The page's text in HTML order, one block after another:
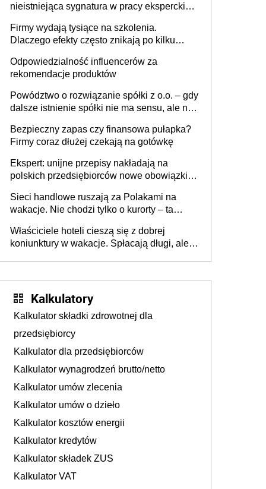
nieistniejąca sygnatura w pracy eksperckiej -
firmie
Firmy wydają tysiące na szkolenia.
Dlaczego efekty często znikają po kilku
Odpowiedzialność influencerów za
rekomendacje produktów
Powództwo o rozwiązanie spółki z o.o. – gdy
dalsze istnienie spółki nie ma sensu, ale nie
Bezpieczny zapas czy finansowa pułapka?
Firmy coraz dłużej czekają na gotówkę
Ekspert: unijne przepisy nakładają na
polskich przedsiębiorców nowe obowiązki w
Sieci handlowe ruszają za Polakami na
wakacje. Nie chodzi tylko o kurorty – ta
tam, gdzie wielu spędzi urlop po cichu
Właściciele hoteli cieszą się z dobrej
koniunktury w wakacje. Spłacają długi, ale
Kalkulatory
Kalkulator składki zdrowotnej dla
przedsiębiorcy
Kalkulator dla przedsiębiorców
Kalkulator wynagrodzeń brutto/netto
Kalkulator umów zlecenia
Kalkulator umów o dzieło
Kalkulator kosztów energii
Kalkulator kredytów
Kalkulator składek ZUS
Kalkulator VAT